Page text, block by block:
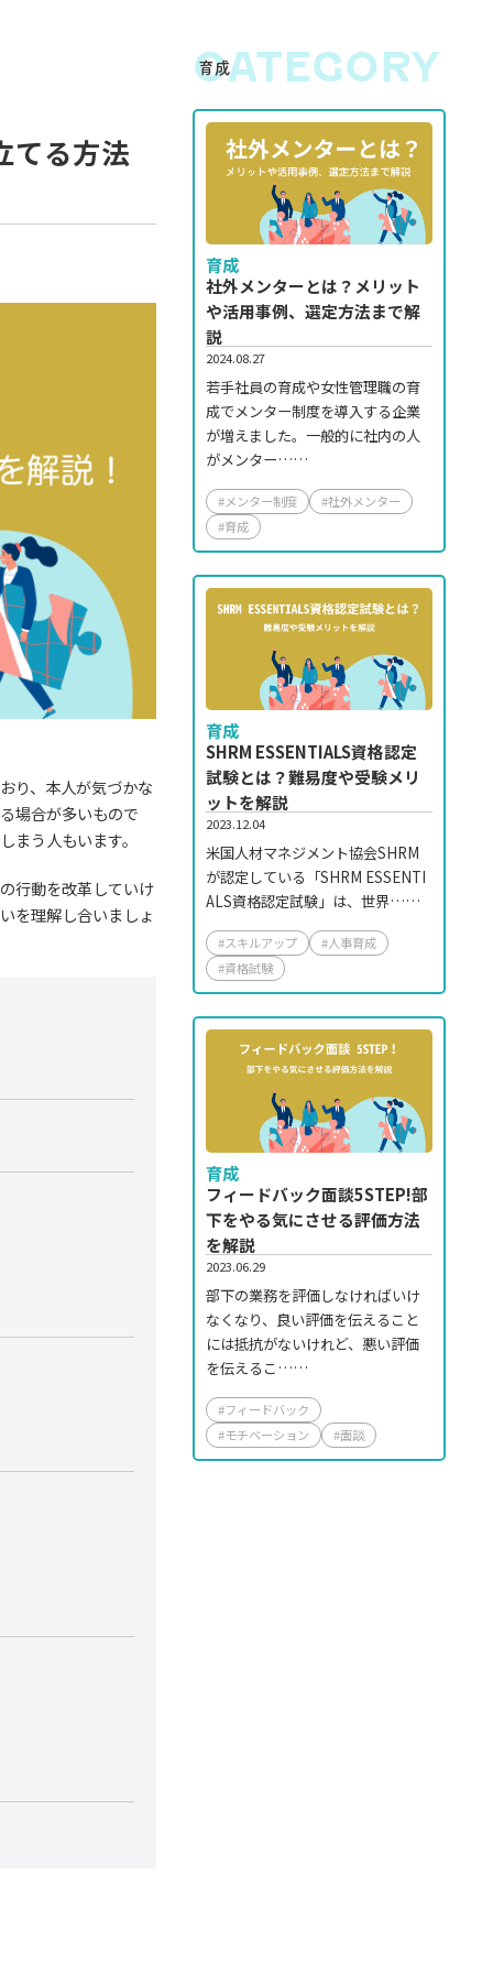
てる方法
り、本人が気づかな
場合が多いもので
まう人もいます。
行動を改革していけ
を理解し合いましょ
育成
CATEGORY
育成
社外メンターとは？メリット
や活用事例、選定方法まで解
説
2024.08.27
若手社員の育成や女性管理職の育
成でメンター制度を導入する企業
が増えました。一般的に社内の人
がメンター……
#メンター制度
#社外メンター
#育成
育成
SHRM ESSENTIALS資格認定
試験とは？難易度や受験メリ
ットを解説
2023.12.04
米国人材マネジメント協会SHRM
が認定している「SHRM ESSENTI
ALS資格認定試験」は、世界……
#スキルアップ
#人事育成
#資格試験
育成
フィードバック面談5STEP!部
下をやる気にさせる評価方法
を解説
2023.06.29
部下の業務を評価しなければいけ
なくなり、良い評価を伝えること
には抵抗がないけれど、悪い評価
を伝えるこ……
#フィードバック
#モチベーション
#面談